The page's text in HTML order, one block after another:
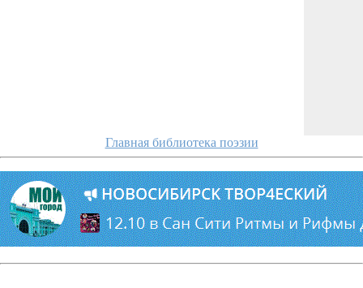
Главная библиотека поэзии